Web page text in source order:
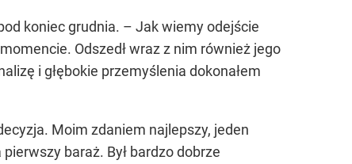
koniec grudnia. – Jak wiemy odejście
Odszedł wraz z nim również jego
i głębokie przemyślenia dokonałem
Moim zdaniem najlepszy, jeden
baraż. Był bardzo dobrze